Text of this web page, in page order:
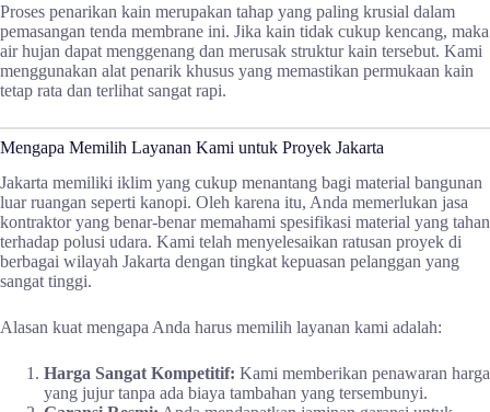
Proses penarikan kain merupakan tahap yang paling krusial dalam
pemasangan tenda membrane ini. Jika kain tidak cukup kencang, maka
air hujan dapat menggenang dan merusak struktur kain tersebut. Kami
menggunakan alat penarik khusus yang memastikan permukaan kain
tetap rata dan terlihat sangat rapi.
Mengapa Memilih Layanan Kami untuk Proyek Jakarta
Jakarta memiliki iklim yang cukup menantang bagi material bangunan
luar ruangan seperti kanopi. Oleh karena itu, Anda memerlukan jasa
kontraktor yang benar-benar memahami spesifikasi material yang tahan
terhadap polusi udara. Kami telah menyelesaikan ratusan proyek di
berbagai wilayah Jakarta dengan tingkat kepuasan pelanggan yang
sangat tinggi.
Alasan kuat mengapa Anda harus memilih layanan kami adalah:
Harga Sangat Kompetitif: Kami memberikan penawaran harga
yang jujur tanpa ada biaya tambahan yang tersembunyi.